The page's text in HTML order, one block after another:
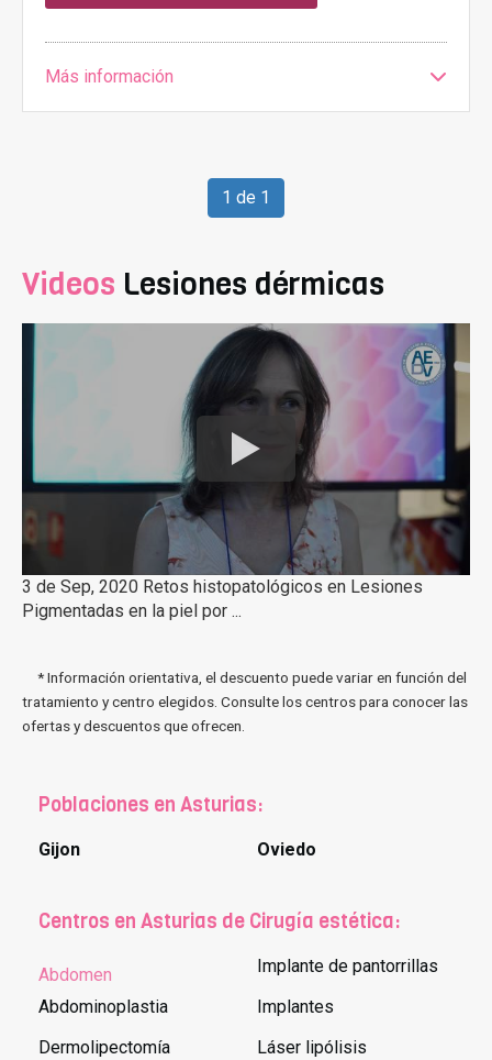
Más información
1 de 1
Videos Lesiones dérmicas
3 de Sep, 2020 Retos histopatológicos en Lesiones
Pigmentadas en la piel por ...
* Información orientativa, el descuento puede variar en función del
tratamiento y centro elegidos. Consulte los centros para conocer las
ofertas y descuentos que ofrecen.
Poblaciones en Asturias:
Gijon Oviedo
Centros en Asturias de Cirugía estética:
Abdomen
Abdominoplastia
Dermolipectomía
Implante de pantorrillas
Implantes
Láser lipólisis